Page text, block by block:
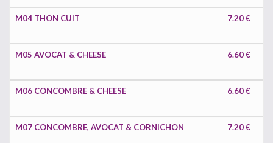
M04 THON CUIT 7.20 €
M05 AVOCAT & CHEESE 6.60 €
M06 CONCOMBRE & CHEESE 6.60 €
M07 CONCOMBRE, AVOCAT & CORNICHON 7.20 €